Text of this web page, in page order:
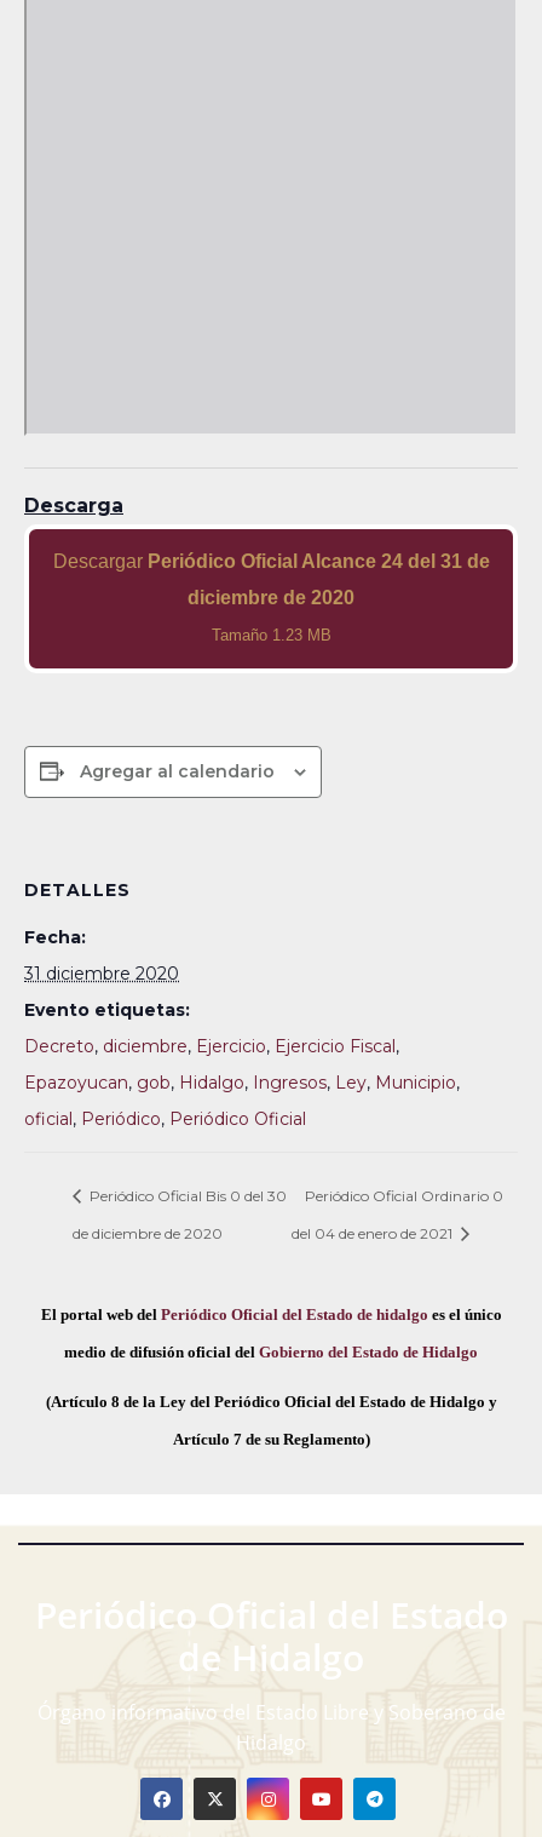
Descarga
Descargar Periódico Oficial Alcance 24 del 31 de
diciembre de 2020
Tamaño 1.23 MB
Agregar al calendario
DETALLES
Fecha:
31 diciembre 2020
Evento etiquetas:
Decreto, diciembre, Ejercicio, Ejercicio Fiscal,
Epazoyucan, gob, Hidalgo, Ingresos, Ley, Municipio,
oficial, Periódico, Periódico Oficial
Periódico Oficial Bis 0 del 30
de diciembre de 2020
Periódico Oficial Ordinario 0
del 04 de enero de 2021
El portal web del Periódico Oficial del Estado de hidalgo es el único
medio de difusión oficial del Gobierno del Estado de Hidalgo
(Artículo 8 de la Ley del Periódico Oficial del Estado de Hidalgo y
Artículo 7 de su Reglamento)
Periódico Oficial del Estado
de Hidalgo
Órgano informativo del Estado Libre y Soberano de
Hidalgo